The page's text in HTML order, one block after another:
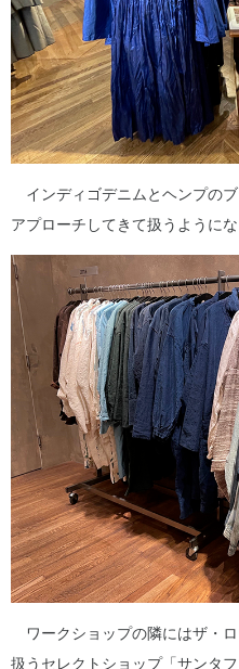
インディゴデニムとヘンプの
アプローチしてきて扱うように
ワークショップの隣にはザ・
扱うセレクトショップ「サンタ